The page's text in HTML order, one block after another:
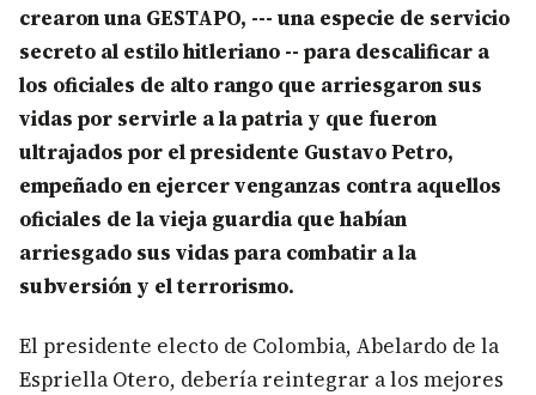
crearon una GESTAPO, --- una especie de servicio
secreto al estilo hitleriano -- para descalificar a
los oficiales de alto rango que arriesgaron sus
vidas por servirle a la patria y que fueron
ultrajados por el presidente Gustavo Petro,
empeñado en ejercer venganzas contra aquellos
oficiales de la vieja guardia que habían
arriesgado sus vidas para combatir a la
subversión y el terrorismo.
El presidente electo de Colombia, Abelardo de la
Espriella Otero, debería reintegrar a los mejores